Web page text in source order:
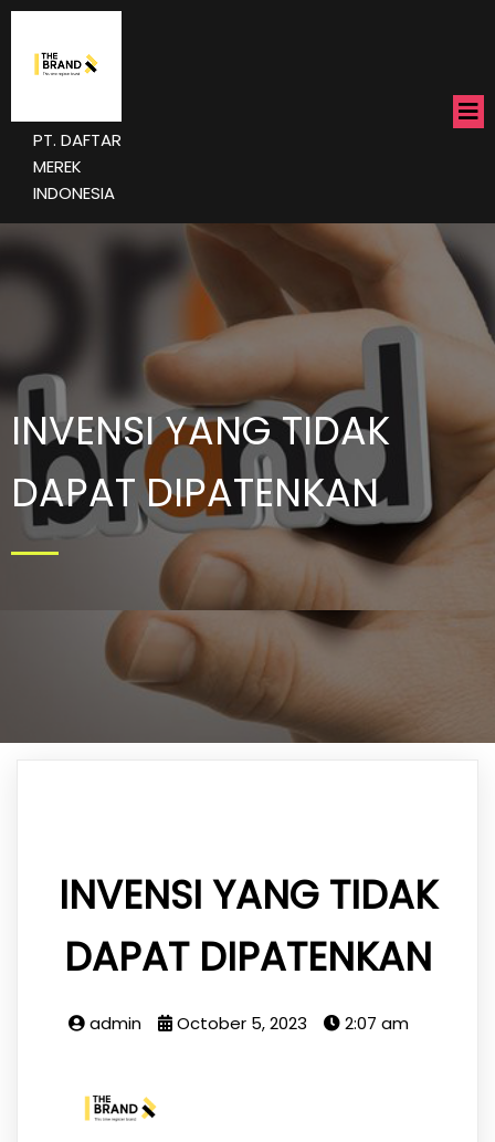
PT. DAFTAR
MEREK
INDONESIA
INVENSI YANG TIDAK
DAPAT DIPATENKAN
INVENSI YANG TIDAK
DAPAT DIPATENKAN
admin October 5, 2023 2:07 am